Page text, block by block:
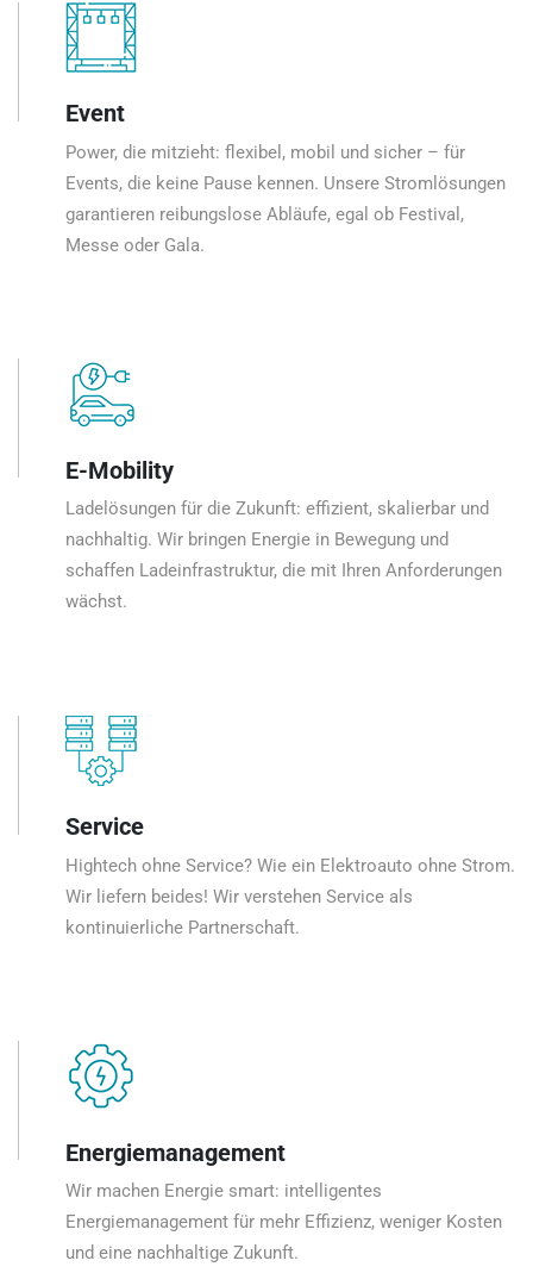
Event
Power, die mitzieht: flexibel, mobil und sicher – für
Events, die keine Pause kennen. Unsere Stromlösungen
garantieren reibungslose Abläufe, egal ob Festival,
Messe oder Gala.
E-Mobility
Ladelösungen für die Zukunft: effizient, skalierbar und
nachhaltig. Wir bringen Energie in Bewegung und
schaffen Ladeinfrastruktur, die mit Ihren Anforderungen
wächst.
Service
Hightech ohne Service? Wie ein Elektroauto ohne Strom.
Wir liefern beides! Wir verstehen Service als
kontinuierliche Partnerschaft.
Energiemanagement
Wir machen Energie smart: intelligentes
Energiemanagement für mehr Effizienz, weniger Kosten
und eine nachhaltige Zukunft.